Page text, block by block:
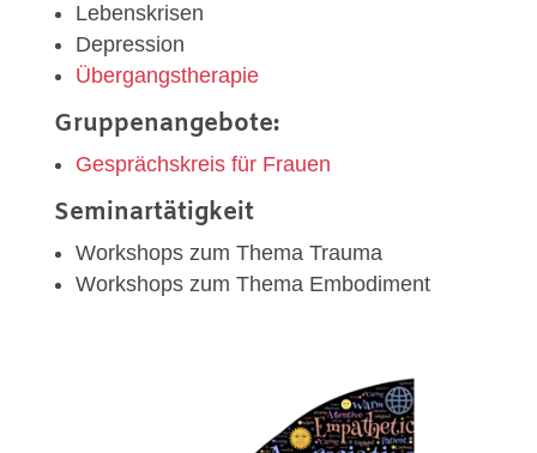
Lebenskrisen
Depression
Übergangstherapie
Gruppenangebote:
Gesprächskreis für Frauen
Seminartätigkeit
Workshops zum Thema Trauma
Workshops zum Thema Embodiment